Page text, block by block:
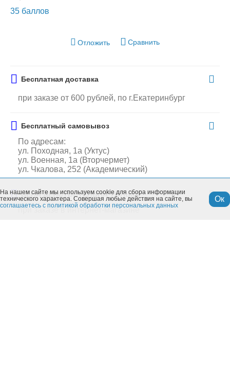
35 баллов
Отложить Сравнить
Бесплатная доставка
при заказе от 600 рублей, по г.Екатеринбург
Бесплатный самовывоз
По адресам:
ул. Походная, 1а (Уктус)
ул. Военная, 1а (Вторчермет)
ул. Чкалова, 252 (Академический)
ЦЕНА ДЕЙСТВИТЕЛЬНА ТОЛЬКО
при заказе в интернет-магазине
На нашем сайте мы используем cookie для сбора информации
технического характера. Совершая любые действия на сайте, вы
соглашаетесь с политикой обработки персональных данных
Ок